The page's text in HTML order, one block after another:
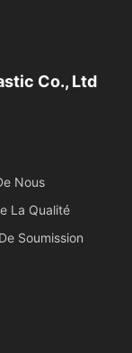
Co., Ltd
Nous
La Qualité
Soumission